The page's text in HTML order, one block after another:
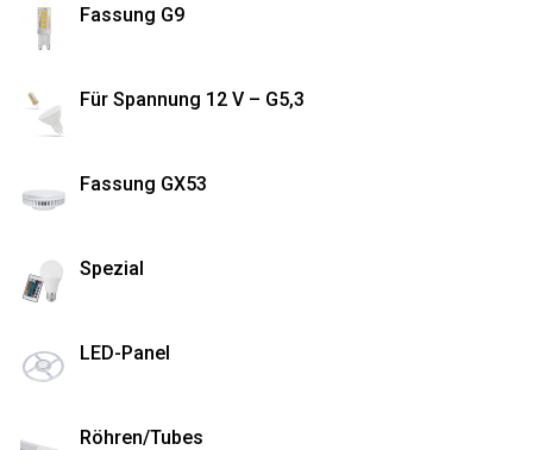
Fassung G9
Für Spannung 12 V – G5,3
Fassung GX53
Spezial
LED-Panel
Röhren/Tubes